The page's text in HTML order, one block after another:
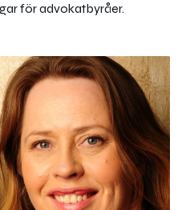
för advokatbyråer.